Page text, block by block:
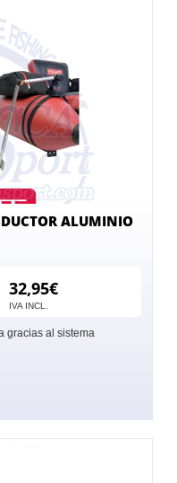
ALUMINIO
32,95€
IVA INCL.
gracias al sistema